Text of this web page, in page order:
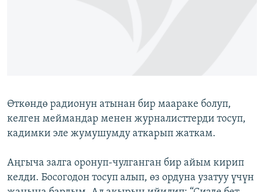
Өткөндө радионун атынан бир маараке болуп,
келген меймандар менен журналисттерди тосуп,
кадимки эле жумушумду аткарып жаткам.
Аңгыча залга оронуп-чулганган бир айым кирип
келди. Босогодон тосуп алып, өз ордуна узатуу үчүн